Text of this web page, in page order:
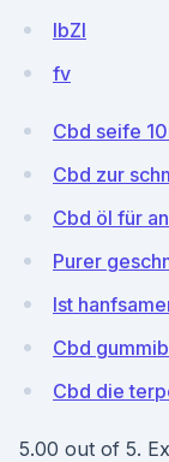
IbZl
fv
Cbd seife
Cbd zur
Cbd öl für
Purer
Ist
Cbd
Cbd die
5.00 out of 5.